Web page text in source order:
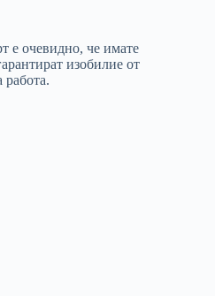
е очевидно, че имате
изобилие от